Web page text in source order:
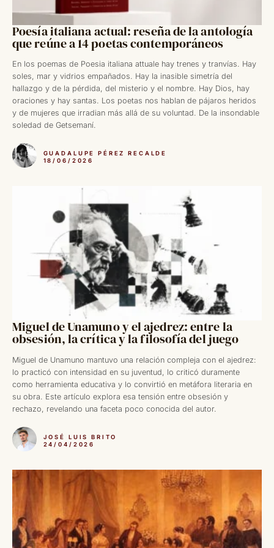
Poesía italiana actual: reseña de la antología
que reúne a 14 poetas contemporáneos
En los poemas de Poesia italiana attuale hay trenes y tranvías. Hay
soles, mar y vidrios empañados. Hay la inasible simetría del
hallazgo y de la pérdida, del misterio y el nombre. Hay Dios, hay
oraciones y hay santas. Los poetas nos hablan de pájaros heridos
y de mujeres que irradian más allá de su voluntad. De la insondable
soledad de Getsemaní.
GUADALUPE PÉREZ RECALDE
18/06/2026
Miguel de Unamuno y el ajedrez: entre la
obsesión, la crítica y la filosofía del juego
Miguel de Unamuno mantuvo una relación compleja con el ajedrez:
lo practicó con intensidad en su juventud, lo criticó duramente
como herramienta educativa y lo convirtió en metáfora literaria en
su obra. Este artículo explora esa tensión entre obsesión y
rechazo, revelando una faceta poco conocida del autor.
JOSÉ LUIS BRITO
24/04/2026